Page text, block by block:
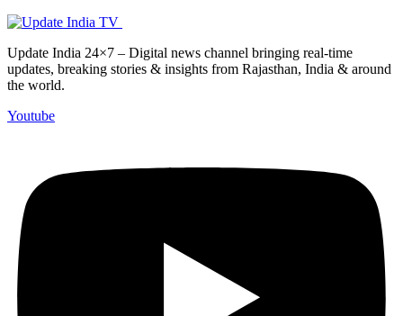
Update India 24×7 – Digital news channel bringing real-time
updates, breaking stories & insights from Rajasthan, India & around
the world.
Youtube